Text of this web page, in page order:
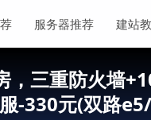
服务器推荐 建站
三重防火墙
服-330元(双路